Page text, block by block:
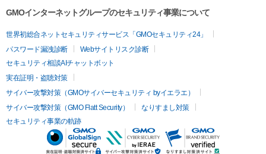
GMOインターネットグループのセキュリティ事業について
世界初総合ネットセキュリティサービス「GMOセキュリティ24」
パスワード漏洩診断
Webサイトリスク診断
セキュリティ相談AIチャットボット
実在証明・盗聴対策
サイバー攻撃対策（GMOサイバーセキュリティ byイエラエ）
サイバー攻撃対策（GMO Flatt Security）
なりすまし対策
セキュリティ事業の軌跡